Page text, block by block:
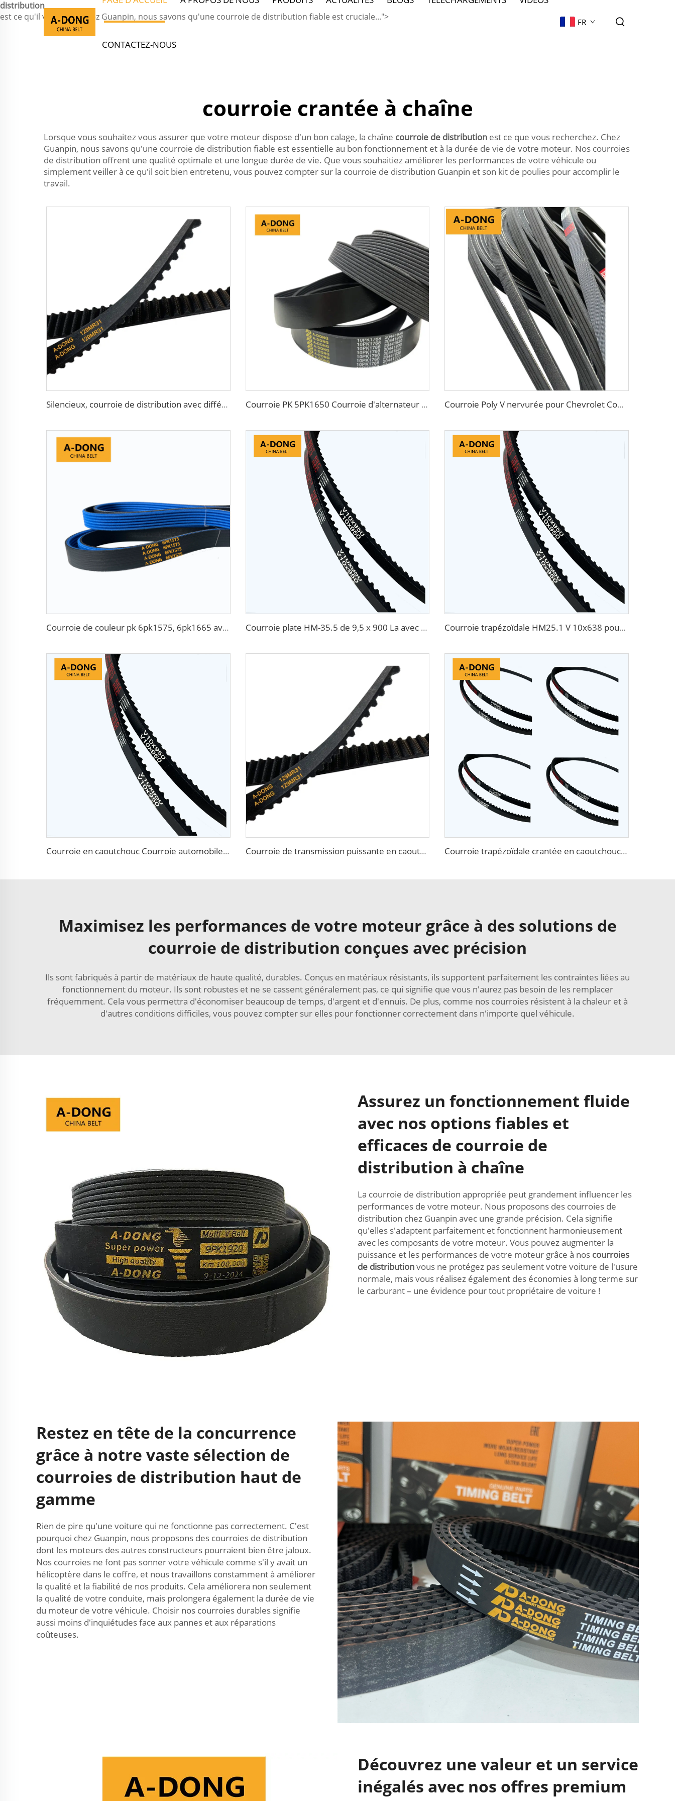
distribution
est ce qu'il vous faut. Chez Guanpin, nous savons qu'une courroie de distribution fiable est cruciale...">
CONTACTEZ-NOUS
FR
courroie crantée à chaîne
Lorsque vous souhaitez vous assurer que votre moteur dispose d'un bon calage, la chaîne courroie de distribution est ce que vous recherchez. Chez
Guanpin, nous savons qu'une courroie de distribution fiable est essentielle au bon fonctionnement et à la durée de vie de votre moteur. Nos courroies
de distribution offrent une qualité optimale et une longue durée de vie. Que vous souhaitiez améliorer les performances de votre véhicule ou
simplement veiller à ce qu'il soit bien entretenu, vous pouvez compter sur la courroie de distribution Guanpin et son kit de poulies pour accomplir le
travail.
Silencieux, courroie de distribution avec différents types de dents, Protège les moteurs automobiles, Fabrication chinoise en matériaux HNBR/CR Courroie PK 5PK1650 Courroie d'alternateur automobile Courroie nervurée 5PK865 Courroie Poly V nervurée pour Chevrolet Cobalt 6pk1814 du fabricant
Courroie de couleur pk 6pk1575, 6pk1665 avec tissu réduisant le bruit, garantie 80000 km, matériaux EPDM Courroie plate HM-35.5 de 9,5 x 900 La avec marque déposée personnalisée, provenant d'une usine chinoise Courroie trapézoïdale HM25.1 V 10x638 pour Daewoo Matiz
Courroie en caoutchouc Courroie automobile Transmission de puissance à grande vitesse et faible bruit Courroie V Courroie de transmission puissante en caoutchouc HNBR, courroie de distribution Courroie trapézoïdale crantée en caoutchouc EPDM de qualité AVX10X1500La pour VOLVO
Maximisez les performances de votre moteur grâce à des solutions de
courroie de distribution conçues avec précision
Ils sont fabriqués à partir de matériaux de haute qualité, durables. Conçus en matériaux résistants, ils supportent parfaitement les contraintes liées au
fonctionnement du moteur. Ils sont robustes et ne se cassent généralement pas, ce qui signifie que vous n'aurez pas besoin de les remplacer
fréquemment. Cela vous permettra d'économiser beaucoup de temps, d'argent et d'ennuis. De plus, comme nos courroies résistent à la chaleur et à
d'autres conditions difficiles, vous pouvez compter sur elles pour fonctionner correctement dans n'importe quel véhicule.
Assurez un fonctionnement fluide
avec nos options fiables et
efficaces de courroie de
distribution à chaîne
La courroie de distribution appropriée peut grandement influencer les
performances de votre moteur. Nous proposons des courroies de
distribution chez Guanpin avec une grande précision. Cela signifie
qu'elles s'adaptent parfaitement et fonctionnent harmonieusement
avec les composants de votre moteur. Vous pouvez augmenter la
puissance et les performances de votre moteur grâce à nos courroies
de distributionvous ne protégez pas seulement votre voiture de l'usure
normale, mais vous réalisez également des économies à long terme sur
le carburant – une évidence pour tout propriétaire de voiture !
Restez en tête de la concurrence
grâce à notre vaste sélection de
courroies de distribution haut de
gamme
Rien de pire qu'une voiture qui ne fonctionne pas correctement. C'est
pourquoi chez Guanpin, nous proposons des courroies de distribution
dont les moteurs des autres constructeurs pourraient bien être jaloux.
Nos courroies ne font pas sonner votre véhicule comme s'il y avait un
hélicoptère dans le coffre, et nous travaillons constamment à améliorer
la qualité et la fiabilité de nos produits. Cela améliorera non seulement
la qualité de votre conduite, mais prolongera également la durée de vie
du moteur de votre véhicule. Choisir nos courroies durables signifie
aussi moins d'inquiétudes face aux pannes et aux réparations
coûteuses.
Découvrez une valeur et un service
inégalés avec nos offres premium